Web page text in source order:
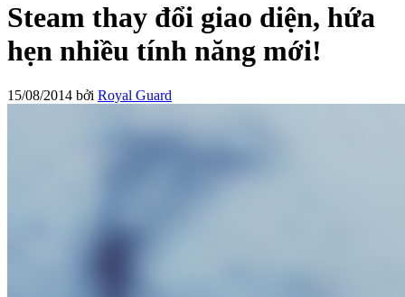
Steam thay đổi giao diện, hứa
hẹn nhiều tính năng mới!
15/08/2014 bởi Royal Guard